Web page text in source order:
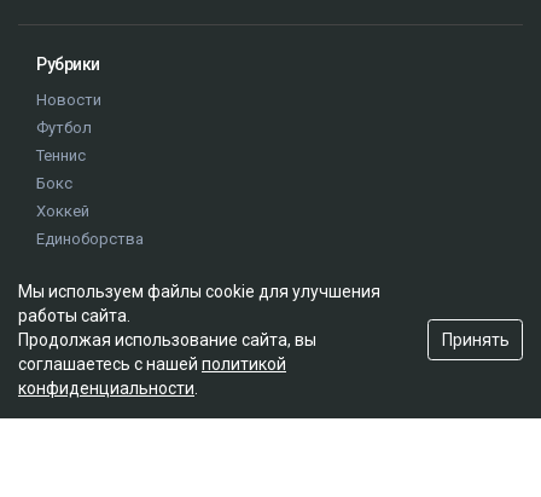
Рубрики
Новости
Футбол
Теннис
Бокс
Хоккей
Единоборства
Олимпиада
Редакция
О проекте
Мы используем файлы cookie для улучшения
работы сайта.
Продолжая использование сайта, вы
соглашаетесь с нашей политикой
конфиденциальности
Принять